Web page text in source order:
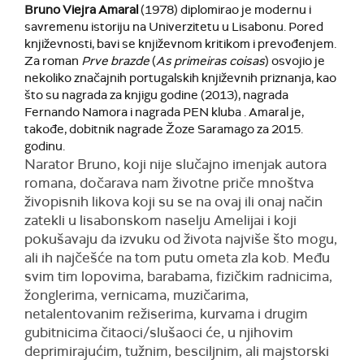
Bruno Viejra Amaral(1978) diplomirao je modernu i
savremenu istoriju na Univerzitetu u Lisabonu. Pored
književnosti, bavi se književnom kritikom i prevođenjem.
Za roman Prve brazde(As primeiras coisas) osvojio je
nekoliko značajnih portugalskih književnih priznanja, kao
što su nagrada za knjigu godine (2013), nagrada
Fernando Namora i nagrada PEN kluba . Amaral je,
takođe, dobitnik nagrade Žoze Saramago za 2015.
godinu.
Narator Bruno, koji nije slučajno imenjak autora
romana, dočarava nam životne priče mnoštva
živopisnih likova koji su se na ovaj ili onaj način
zatekli u lisabonskom naselju Amelijai i koji
pokušavaju da izvuku od života najviše što mogu,
ali ih najčešće na tom putu ometa zla kob. Među
svim tim lopovima, barabama, fizičkim radnicima,
žonglerima, vernicama, muzičarima,
netalentovanim režiserima, kurvama i drugim
gubitnicima čitaoci/slušaoci će, u njihovim
deprimirajućim, tužnim, besciljnim, ali majstorski